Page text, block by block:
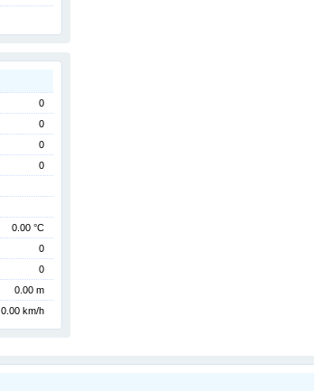
0
0
0
0
0.00 °C
0
0
0.00 m
0.00 km/h